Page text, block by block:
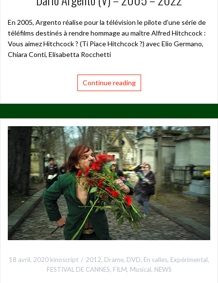
En 2005, Argento réalise pour la télévision le pilote d’une série de
téléfilms destinés à rendre hommage au maître Alfred Hitchcock :
Vous aimez Hitchcock ? (Ti Piace Hitchcock ?) avec Elio Germano,
Chiara Conti, Elisabetta Rocchetti
Continue reading
18 avril, 2020 kinoscript 2012, Drame, DVD, En salles, Expérimental,
FESTIVAL DE CANNES, FILM, Musical, NEWS